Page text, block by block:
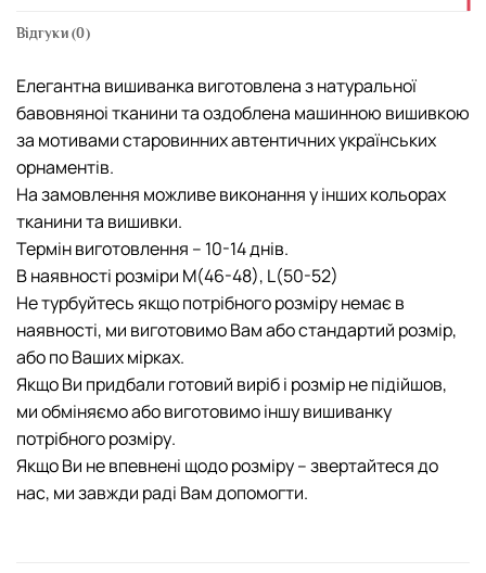
Відгуки (0)
Елегантна вишиванка виготовлена з натуральної
бавовняноі тканини та оздоблена машинною вишивкою
за мотивами старовинних автентичних українських
орнаментів.
На замовлення можливе виконання у інших кольорах
тканини та вишивки.
Термін виготовлення – 10-14 днів.
В наявності розміри M(46-48), L(50-52)
Не турбуйтесь якщо потрібного розміру немає в
наявності, ми виготовимо Вам або стандартий розмір,
або по Ваших мірках.
Якщо Ви придбали готовий виріб і розмір не підійшов,
ми обміняємо або виготовимо іншу вишиванку
потрібного розміру.
Якщо Ви не впевнені щодо розміру – звертайтеся до
нас, ми завжди раді Вам допомогти.